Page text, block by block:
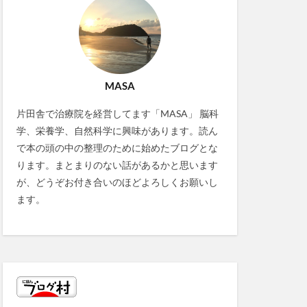
MASA
片田舎で治療院を経営してます「MASA」 脳科
学、栄養学、自然科学に興味があります。読ん
で本の頭の中の整理のために始めたブログとな
ります。まとまりのない話があるかと思います
が、どうぞお付き合いのほどよろしくお願いし
ます。